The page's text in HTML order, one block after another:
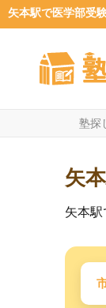
矢本駅で医学部受
塾探
矢
矢本